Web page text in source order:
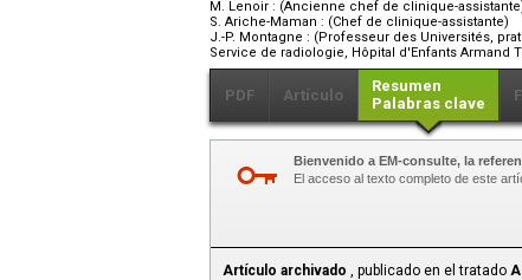
M. Lenoir : (Ancienne chef de clinique-
S. Ariche-Maman : (Chef de clinique-assistante)
J.-P. Montagne : (Professeur des Universités,
Service de radiologie, Hôpital d'Enfants Armand
PDF Artículo
Resumen
Palabras clave
Bienvenido a EM-consulte, la
El acceso al texto completo de este
Artículo archivado , publicado en el tratado